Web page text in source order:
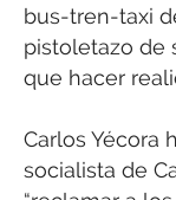
bus-tren-taxi
pistoletazo de
que hacer
Carlos Yécora
socialista de